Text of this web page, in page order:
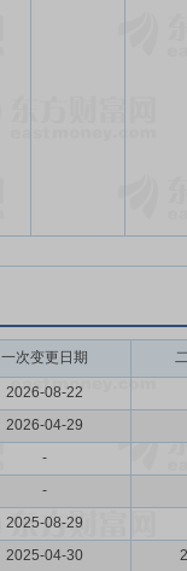
一次变更日期
2026-08-22
2026-04-29
-
-
2025-08-29
2025-04-30